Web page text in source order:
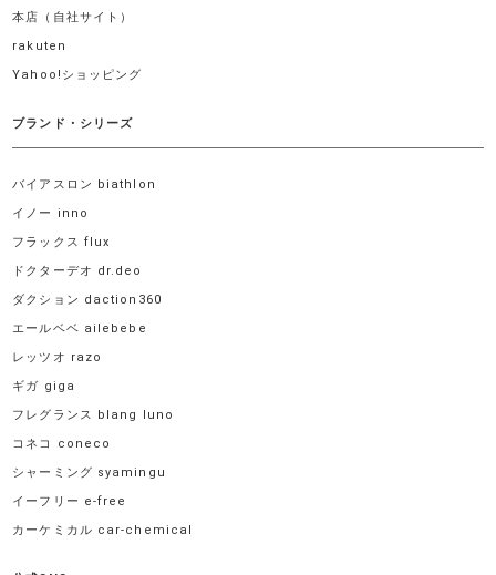
本店（自社サイト）
rakuten
Yahoo!ショッピング
ブランド・シリーズ
バイアスロン biathlon
イノー inno
フラックス flux
ドクターデオ dr.deo
ダクション daction360
エールベベ ailebebe
レッツオ razo
ギガ giga
フレグランス blang luno
コネコ coneco
シャーミング syamingu
イーフリー e-free
カーケミカル car-chemical